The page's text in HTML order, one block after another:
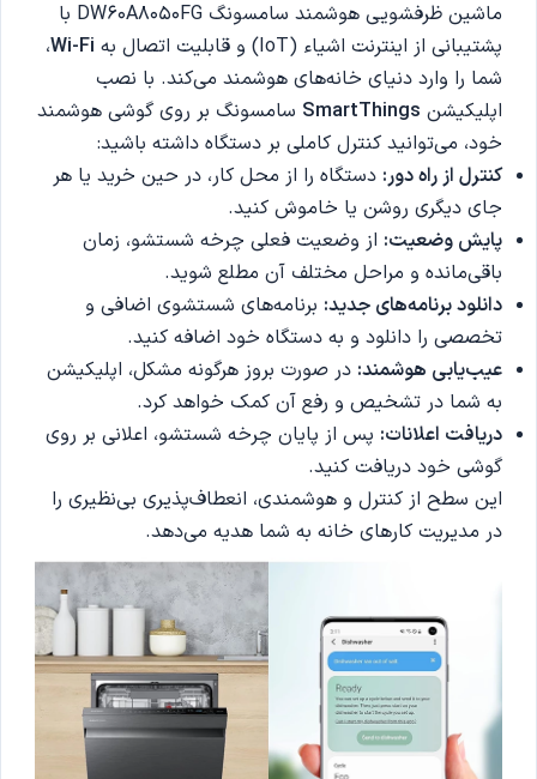
ماشین ظرفشویی هوشمند سامسونگ DW60A8050FG با
پشتیبانی از اینترنت اشیاء (IoT) و قابلیت اتصال به
Wi-Fi،
شما را وارد دنیای خانه‌های هوشمند می‌کند. با نصب
اپلیکیشن SmartThings سامسونگ بر روی گوشی هوشمند
خود، می‌توانید کنترل کاملی بر دستگاه داشته باشید:
کنترل از راه دور: دستگاه را از محل کار، در حین خرید یا هر
جای دیگری روشن یا خاموش کنید.
پایش وضعیت: از وضعیت فعلی چرخه شستشو، زمان
باقی‌مانده و مراحل مختلف آن مطلع شوید.
دانلود برنامه‌های جدید: برنامه‌های شستشوی اضافی و
تخصصی را دانلود و به دستگاه خود اضافه کنید.
عیب‌یابی هوشمند: در صورت بروز هرگونه مشکل، اپلیکیشن
به شما در تشخیص و رفع آن کمک خواهد کرد.
دریافت اعلانات: پس از پایان چرخه شستشو، اعلانی بر روی
گوشی خود دریافت کنید.
این سطح از کنترل و هوشمندی، انعطاف‌پذیری بی‌نظیری را
در مدیریت کارهای خانه به شما هدیه می‌دهد.